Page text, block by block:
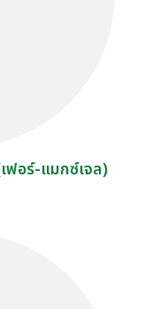
ฟอร์-แมกซ์เจล)